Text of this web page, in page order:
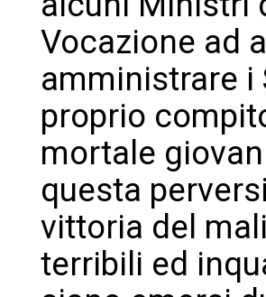
Vocazione ad
amministrare i
proprio
mortale
questa
vittoria del
terribili ed